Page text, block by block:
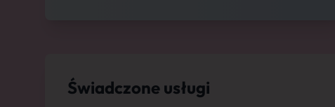
Świadczone usługi